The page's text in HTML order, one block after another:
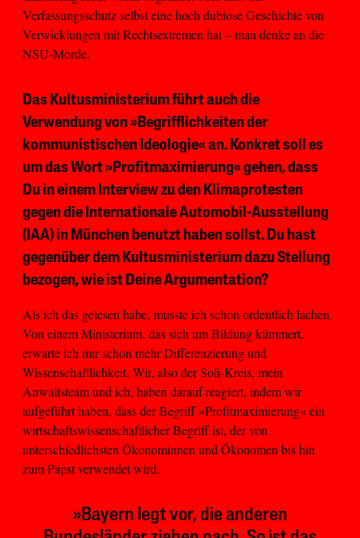
Verfassungsschutz selbst eine hoch dubiose Geschichte von
Verwicklungen mit Rechtsextremen hat – man denke an die
NSU-Morde.
Das Kultusministerium führt auch die
Verwendung von »Begrifflichkeiten der
kommunistischen Ideologie« an. Konkret soll es
um das Wort »Profitmaximierung« gehen, dass
Du in einem Interview zu den Klimaprotesten
gegen die Internationale Automobil-Ausstellung
(IAA) in München benutzt haben sollst. Du hast
gegenüber dem Kultusministerium dazu Stellung
bezogen, wie ist Deine Argumentation?
Als ich das gelesen habe, musste ich schon ordentlich lachen.
Von einem Ministerium, das sich um Bildung kümmert,
erwarte ich mir schon mehr Differenzierung und
Wissenschaftlichkeit. Wir, also der Soli-Kreis, mein
Anwaltsteam und ich, haben darauf reagiert, indem wir
aufgeführt haben, dass der Begriff »Profitmaximierung« ein
wirtschaftswissenschaftlicher Begriff ist, der von
unterschiedlichsten Ökonominnen und Ökonomen bis hin
zum Papst verwendet wird.
»Bayern legt vor, die anderen